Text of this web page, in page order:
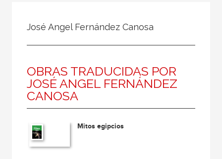
Ilustrador
Ilustradora
Traductor
José Angel Fernández Canosa
OBRAS TRADUCIDAS POR
JOSÉ ANGEL FERNÁNDEZ
CANOSA
Mitos egipcios